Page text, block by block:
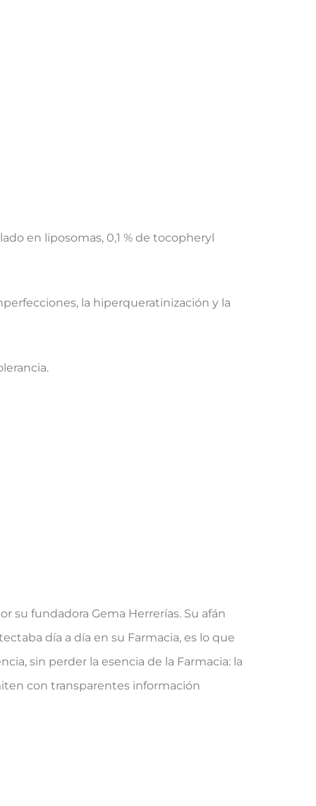
en liposomas, 0,1 % de tocopheryl
la hiperqueratinización y la
su fundadora Gema Herrerías. Su afán
día a día en su Farmacia, es lo que
sin perder la esencia de la Farmacia: la
con transparentes información